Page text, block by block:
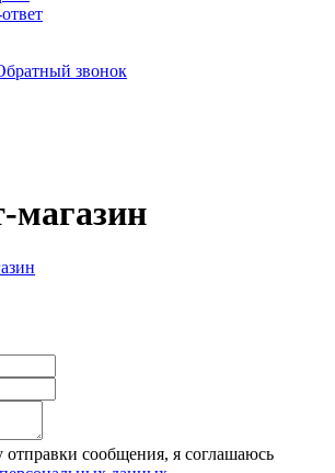
звонок
магазин
сообщения, я соглашаюсь